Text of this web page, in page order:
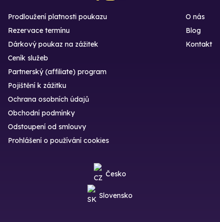
Prodloužení platnosti poukazu
Rezervace termínu
Dárkový poukaz na zážitek
O nás
Blog
Kontakt
Ceník služeb
Partnerský (affiliate) program
Pojištění k zážitku
Ochrana osobních údajů
Obchodní podmínky
Odstoupení od smlouvy
Prohlášení o používání cookies
Česko
Slovensko